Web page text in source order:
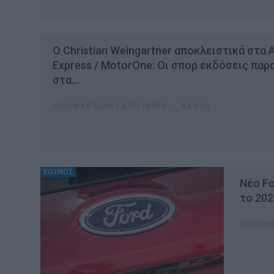
Ο Christian Weingartner αποκλειστικά στα
Express / MotorOne: Οι σπορ εκδόσεις
στα…
ΚΟΣΜΟΣ
Νέο
το